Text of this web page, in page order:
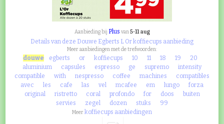
Aanbieding bij Plus van5-11 aug
Details van deze Douwe Egberts L Or koffiecups aanbieding
Meer aanbiedingen met de trefwoorden:
douwe egberts or koffiecups 10 11 18 19
20
aluminium
capsules espresso ge supremo
intensity
compatible
with nespresso coffee machines
compatibles
avec
les cafe las vel mcafee em lungo
forza
original
ristretto coral profondo for doos
buiten
servies
zegel dozen stuks 99
Meer koffiecups aanbiedingen